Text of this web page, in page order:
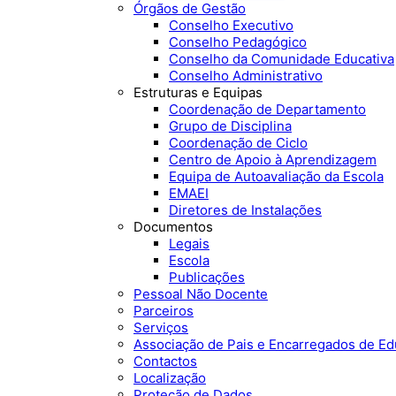
Órgãos de Gestão
Conselho Executivo
Conselho Pedagógico
Conselho da Comunidade Educativa
Conselho Administrativo
Estruturas e Equipas
Coordenação de Departamento
Grupo de Disciplina
Coordenação de Ciclo
Centro de Apoio à Aprendizagem
Equipa de Autoavaliação da Escola
EMAEI
Diretores de Instalações
Documentos
Legais
Escola
Publicações
Pessoal Não Docente
Parceiros
Serviços
Associação de Pais e Encarregados de
Contactos
Localização